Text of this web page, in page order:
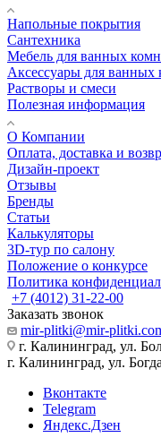
Напольные покрытия
Сантехника
Мебель для ванных
Аксессуары для ванных
Растворы и смеси
Полезная информация
О Компании
Оплата, доставка и
Дизайн-проект
Отзывы
Бренды
Статьи
Калькуляторы
3D-тур по салону
Положение о конкурсе
Политика
+7 (4012) 31-22-00
Заказать звонок
mir-plitki@mir-
г. Калининград, ул.
г. Калининград, ул.
Вконтакте
Telegram
Яндекс.Дзен